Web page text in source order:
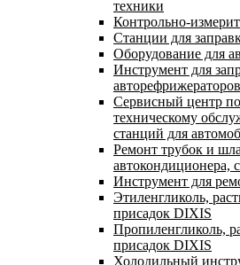
техники
Контрольно-
Станции для
Оборудование для
Инструмент для
Сервисный центр
техническому
станций для
Ремонт трубок и
автокондиционера,
Инструмент для
Этиленгликоль,
присадок DIXIS
Пропиленгликоль,
присадок DIXIS
Холодильный